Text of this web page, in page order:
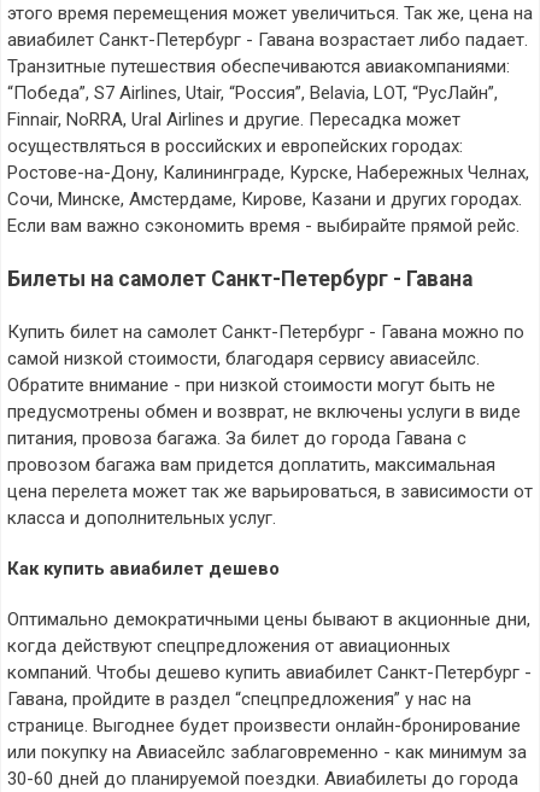
этого время перемещения может увеличиться. Так же, цена на
авиабилет Санкт-Петербург - Гавана возрастает либо падает.
Транзитные путешествия обеспечиваются авиакомпаниями:
“Победа”, S7 Airlines, Utair, “Россия”, Belavia, LOT, “РусЛайн”,
Finnair, NoRRA, Ural Airlines и другие. Пересадка может
осуществляться в российских и европейских городах:
Ростове-на-Дону, Калининграде, Курске, Набережных Челнах,
Сочи, Минске, Амстердаме, Кирове, Казани и других городах.
Если вам важно сэкономить время - выбирайте прямой рейс.
Билеты на самолет Санкт-Петербург - Гавана
Купить билет на самолет Санкт-Петербург - Гавана можно по
самой низкой стоимости, благодаря сервису авиасейлс.
Обратите внимание - при низкой стоимости могут быть не
предусмотрены обмен и возврат, не включены услуги в виде
питания, провоза багажа. За билет до города Гавана с
провозом багажа вам придется доплатить, максимальная
цена перелета может так же варьироваться, в зависимости от
класса и дополнительных услуг.
Как купить авиабилет дешево
Оптимально демократичными цены бывают в акционные дни,
когда действуют спецпредложения от авиационных
компаний. Чтобы дешево купить авиабилет Санкт-Петербург -
Гавана, пройдите в раздел “спецпредложения” у нас на
странице. Выгоднее будет произвести онлайн-бронирование
или покупку на Авиасейлс заблаговременно - как минимум за
30-60 дней до планируемой поездки. Авиабилеты до города